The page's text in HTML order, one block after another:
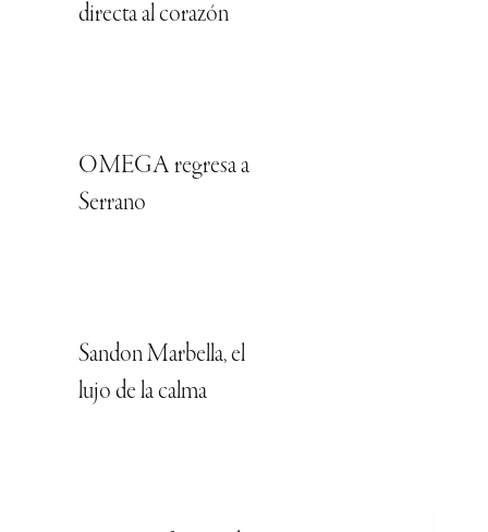
directa al corazón
OMEGA regresa a
Serrano
Sandon Marbella, el
lujo de la calma